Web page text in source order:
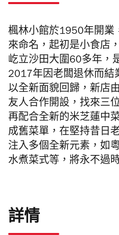
楓林小館於1950年開業
來命名，起初是小食店
屹立沙田大圍60多年，
2017年因老闆退休而結
以全新面貌回歸，新店
友人合作開設，找來三
再配合全新的米芝蓮中
成舊菜單，在堅持昔日
注入多個全新元素，如
水煮菜式等，將永不過
詳情